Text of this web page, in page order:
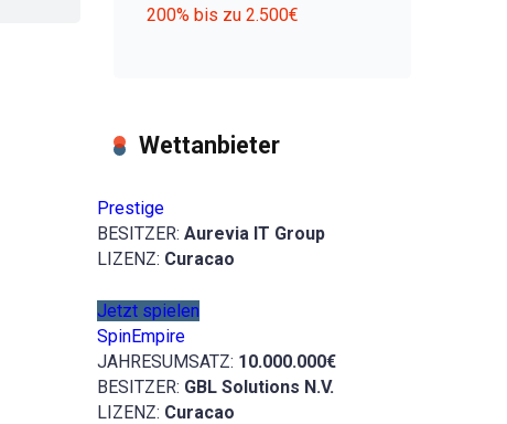
200% bis zu 2.500€
Wettanbieter
Prestige
BESITZER: Aurevia IT Group
LIZENZ: Curacao
Jetzt spielen
SpinEmpire
JAHRESUMSATZ: 10.000.000€
BESITZER: GBL Solutions N.V.
LIZENZ: Curacao